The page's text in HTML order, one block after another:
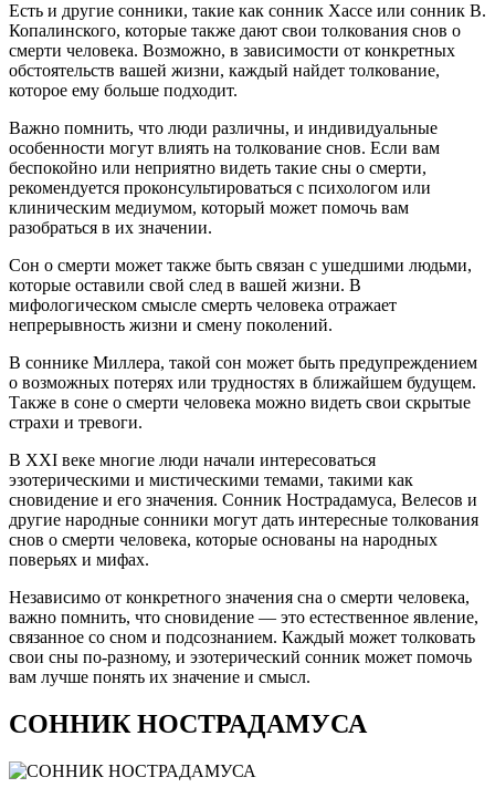
Есть и другие сонники, такие как сонник Хассе или сонник В.
Копалинского, которые также дают свои толкования снов о
смерти человека. Возможно, в зависимости от конкретных
обстоятельств вашей жизни, каждый найдет толкование,
которое ему больше подходит.
Важно помнить, что люди различны, и индивидуальные
особенности могут влиять на толкование снов. Если вам
беспокойно или неприятно видеть такие сны о смерти,
рекомендуется проконсультироваться с психологом или
клиническим медиумом, который может помочь вам
разобраться в их значении.
Сон о смерти может также быть связан с ушедшими людьми,
которые оставили свой след в вашей жизни. В
мифологическом смысле смерть человека отражает
непрерывность жизни и смену поколений.
В соннике Миллера, такой сон может быть предупреждением
о возможных потерях или трудностях в ближайшем будущем.
Также в соне о смерти человека можно видеть свои скрытые
страхи и тревоги.
В XXI веке многие люди начали интересоваться
эзотерическими и мистическими темами, такими как
сновидение и его значения. Сонник Нострадамуса, Велесов и
другие народные сонники могут дать интересные толкования
снов о смерти человека, которые основаны на народных
поверьях и мифах.
Независимо от конкретного значения сна о смерти человека,
важно помнить, что сновидение — это естественное явление,
связанное со сном и подсознанием. Каждый может толковать
свои сны по-разному, и эзотерический сонник может помочь
вам лучше понять их значение и смысл.
СОННИК НОСТРАДАМУСА